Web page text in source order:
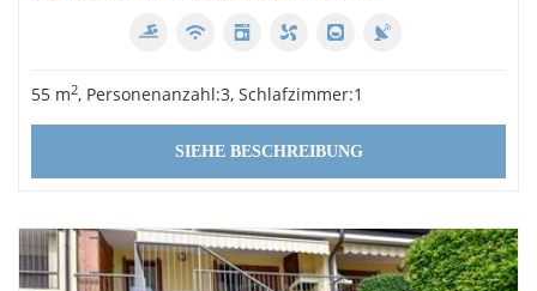
55 m2, Personenanzahl:3, Schlafzimmer:1
SIEHE BESCHREIBUNG